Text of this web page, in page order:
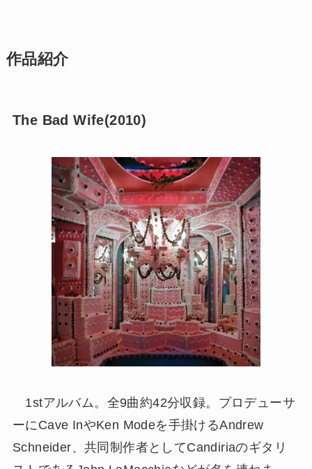
作品紹介
The Bad Wife(2010)
1stアルバム。全9曲約42分収録。プロデューサ
ーにCave InやKen Modeを手掛けるAndrew
Schneider、共同制作者としてCandiriaのギタリ